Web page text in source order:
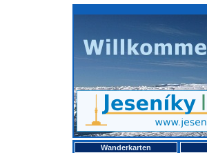
Wanderkarten